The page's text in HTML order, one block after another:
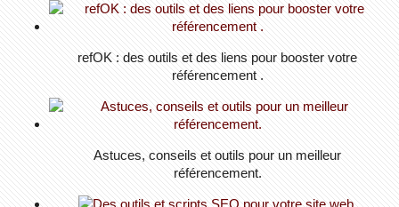
refOK : des outils et des liens pour booster votre
référencement .
Astuces, conseils et outils pour un meilleur
référencement.